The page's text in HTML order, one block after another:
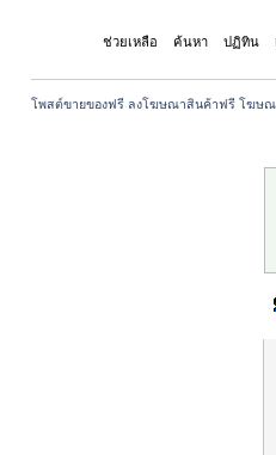
ช่วยเหลือ ค้นหา ปฏิทิน
โพสต์ขายของฟรี ลงโฆษณาสินค้าฟรี โฆษณ